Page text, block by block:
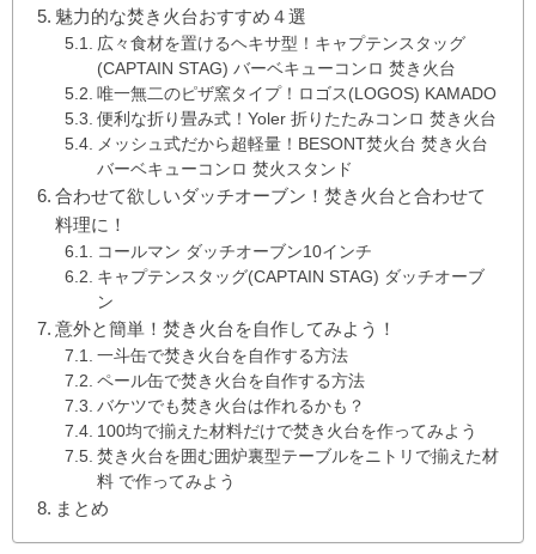
魅力的な焚き火台おすすめ４選
広々食材を置けるヘキサ型！キャプテンスタッグ
(CAPTAIN STAG) バーベキューコンロ 焚き火台
唯一無二のピザ窯タイプ！ロゴス(LOGOS) KAMADO
便利な折り畳み式！Yoler 折りたたみコンロ 焚き火台
メッシュ式だから超軽量！BESONT焚火台 焚き火台
バーベキューコンロ 焚火スタンド
合わせて欲しいダッチオーブン！焚き火台と合わせて
料理に！
コールマン ダッチオーブン10インチ
キャプテンスタッグ(CAPTAIN STAG) ダッチオーブ
ン
意外と簡単！焚き火台を自作してみよう！
一斗缶で焚き火台を自作する方法
ペール缶で焚き火台を自作する方法
バケツでも焚き火台は作れるかも？
100均で揃えた材料だけで焚き火台を作ってみよう
焚き火台を囲む囲炉裏型テーブルをニトリで揃えた材
料 で作ってみよう
まとめ